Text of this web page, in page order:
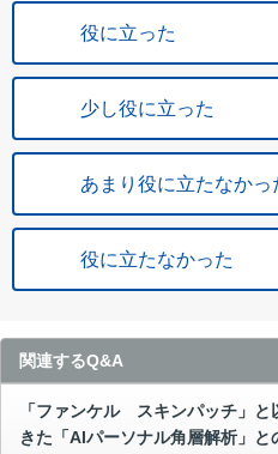
役に立った
少し役に立った
あまり役に立たなかっ
役に立たなかった
関連するQ&A
「ファンケル スキンパッチ」と
きた「AIパーソナル角層解析」と